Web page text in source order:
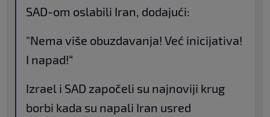
SAD-om oslabili Iran, dodajući:
"Nema više obuzdavanja! Već inicijativa!
I napad!“
Izrael i SAD započeli su najnoviji krug
borbi kada su napali Iran usred